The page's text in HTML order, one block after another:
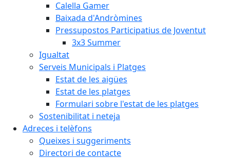
Calella Gamer
Baixada d'Andròmines
Pressupostos Participatius de Joventut
3x3 Summer
Igualtat
Serveis Municipals i Platges
Estat de les aigües
Estat de les platges
Formulari sobre l'estat de les platges
Sostenibilitat i neteja
Adreces i telèfons
Queixes i suggeriments
Directori de contacte